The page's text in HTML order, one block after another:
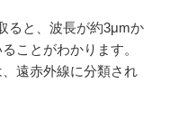
ると、波長が約3μmか
ことがわかります。
遠赤外線に分類され